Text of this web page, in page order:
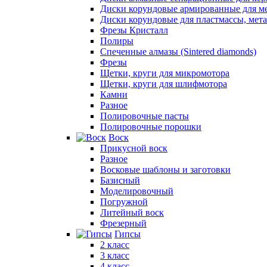
Диски корундовые армированные для
Диски корундовые для пластмассы,
Фрезы Кристалл
Полиры
Спеченные алмазы (Sintered diamonds)
Фрезы
Щетки, круги для микромотора
Щетки, круги для шлифмотора
Камни
Разное
Полировочные пасты
Полировочные порошки
Воск
Прикусной воск
Разное
Восковые шаблоны и заготовки
Базисный
Моделировочный
Погружной
Литейный воск
Фрезерный
Гипсы
2 класс
3 класс